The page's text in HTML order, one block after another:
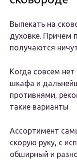
Выпекать на
духовке. Причём
получаются
Когда совсем
шкафа и
противнями,
такие варианты
Ассортимент
скорую руку, с
обширный и